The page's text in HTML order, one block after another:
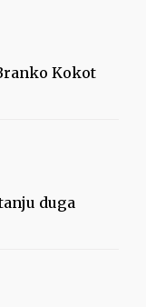
Kokot
duga